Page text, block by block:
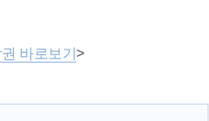
바로보기 >